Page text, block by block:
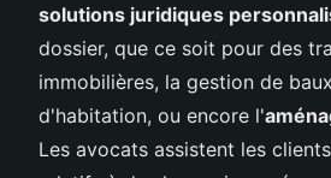
solutions juridiques
dossier, que ce soit pour des
immobilières, la gestion de
d'habitation, ou encore l'
Les avocats assistent les